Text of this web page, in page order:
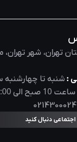
تهران، شهر
: شنبه تا
ساعت
صبح الی
دنبال کنید